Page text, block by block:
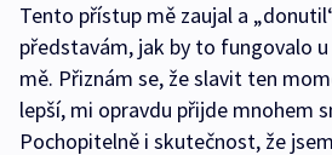
Tento přístup mě zaujal a
představám, jak by to fungovalo
mě. Přiznám se, že slavit ten
lepší, mi opravdu přijde mnohem
Pochopitelně i skutečnost, že